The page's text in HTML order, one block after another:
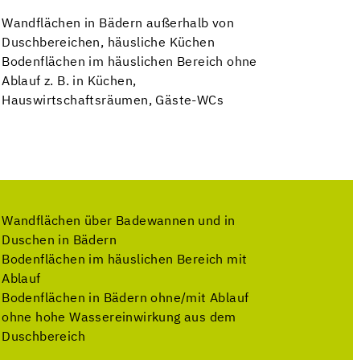
Wandflächen in Bädern außerhalb von
Duschbereichen, häusliche Küchen
Bodenflächen im häuslichen Bereich ohne
Ablauf z. B. in Küchen,
Hauswirtschaftsräumen, Gäste-WCs
Wandflächen über Badewannen und in
Duschen in Bädern
Bodenflächen im häuslichen Bereich mit
Ablauf
Bodenflächen in Bädern ohne/mit Ablauf
ohne hohe Wassereinwirkung aus dem
Duschbereich